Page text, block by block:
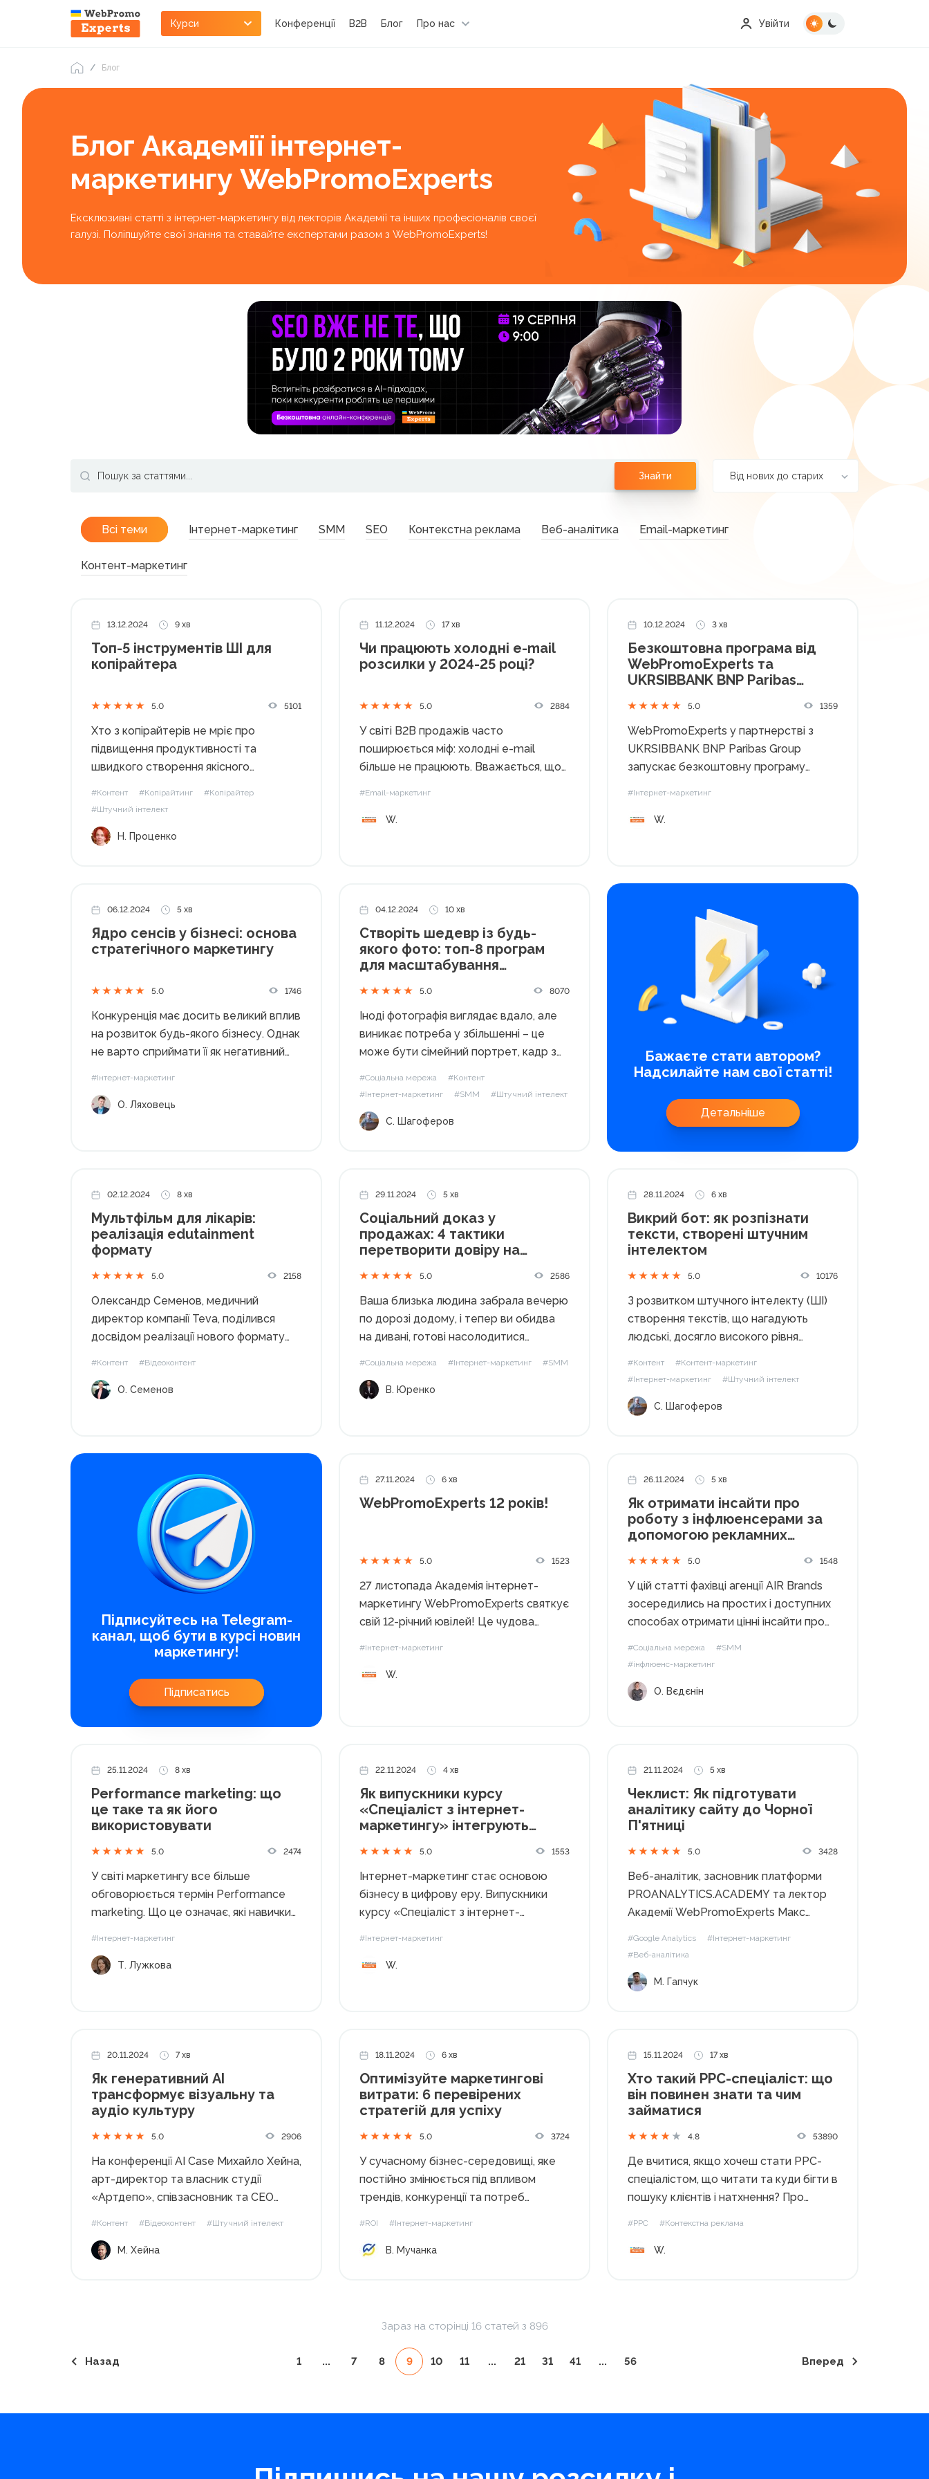
Курси Конференції B2B Блог Про нас Увійти
Блог
Блог Академії інтернет-
маркетингу WebPromoExperts
Ексклюзивні статті з інтернет-маркетингу від лекторів Академії та інших професіоналів своєї
галузі. Поліпшуйте свої знання та ставайте експертами разом з WebPromoExperts!
Знайти Від нових до старих
Всі теми Інтернет-маркетинг SMM SEO Контекстна реклама Веб-аналітика Email-маркетинг
Контент-маркетинг
13.12.2024 9 хв
Топ-5 інструментів ШІ для
копірайтера
5.0 5101
Хто з копірайтерів не мріє про
підвищення продуктивності та
швидкого створення якісного
зосередитися на творчому процесі та
#Контент #Копірайтинг
#Копірайтер
#Штучний інтелект
Н. Проценко
11.12.2024 17 хв
Чи працюють холодні e-mail
розсилки у 2024-25 році?
5.0 2884
У світі B2B продажів часто
поширюється міф: холодні e-mail
більше не працюють. Вважається, що
цей канал поступово втрачає
#Email-маркетинг
W.
10.12.2024 3 хв
Безкоштовна програма від
WebPromoExperts та
UKRSIBBANK BNP Paribas
та ветеранкам у здобутті
нової професії
5.0 1359
WebPromoExperts у партнерстві з
UKRSIBBANK BNP Paribas Group
запускає безкоштовну програму
Мета цієї ініціативи — допомогти 85
#Інтернет-маркетинг
W.
06.12.2024 5 хв
Ядро сенсів у бізнесі: основа
стратегічного маркетингу
5.0 1746
Конкуренція має досить великий вплив
на розвиток будь-якого бізнесу. Однак
не варто сприймати її як негативний
розвитку вашого бізнесу, стимулом
#Інтернет-маркетинг
О. Ляховець
04.12.2024 10 хв
Створіть шедевр із будь-
якого фото: топ-8 програм
для масштабування
5.0 8070
Іноді фотографія виглядає вдало, але
виникає потреба у збільшенні – це
може бути сімейний портрет, кадр з
що фото стає менш чітким. Для SMM-
#Соціальна мережа
#Контент
#Інтернет-маркетинг
#SMM #Штучний інтелект
С. Шагоферов
Бажаєте стати автором?
Надсилайте нам свої статті!
Детальніше
02.12.2024 8 хв
Мультфільм для лікарів:
реалізація edutainment
формату
5.0 2158
Олександр Семенов, медичний
директор компанії Teva, поділився
досвідом реалізації нового формату
яскравим прикладом інтеграції освіти
#Контент #Відеоконтент
О. Семенов
29.11.2024 5 хв
Соціальний доказ у
продажах: 4 тактики
перетворити довіру на
5.0 2586
Ваша близька людина забрала вечерю
по дорозі додому, і тепер ви обидва
на дивані, готові насолодитися
яке кіно подивитися. Ви переглядаєте
#Соціальна мережа #Інтернет-маркетинг #SMM
В. Юренко
28.11.2024 6 хв
Викрий бот: як розпізнати
тексти, створені штучним
інтелектом
5.0 10176
З розвитком штучного інтелекту (ШІ)
створення текстів, що нагадують
людські, досягло високого рівня
контент охопив усі сфери медіа. У
#Контент
#Контент-маркетинг
#Інтернет-маркетинг
#Штучний інтелект
С. Шагоферов
Підписуйтесь на Telegram-
канал, щоб бути в курсі новин
маркетингу!
Підписатись
27.11.2024 6 хв
WebPromoExperts 12 років!
5.0 1523
27 листопада Академія інтернет-
маркетингу WebPromoExperts святкує
свій 12-річний ювілей! Це чудова
професіоналізму команди, підтримці
#Інтернет-маркетинг
W.
26.11.2024 5 хв
Як отримати інсайти про
роботу з інфлюенсерами за
допомогою рекламних
5.0 1548
У цій статті фахівці агенції AIR Brands
зосередились на простих і доступних
способах отримати цінні інсайти про
використати ці знання для
#Соціальна мережа
#SMM
#інфлюенс-маркетинг
О. Вєдєнін
25.11.2024 8 хв
Performance marketing: що
це таке та як його
використовувати
5.0 2474
У світі маркетингу все більше
обговорюється термін Performance
marketing. Що це означає, які навички
використовують ці підходи? На усі
#Інтернет-маркетинг
Т. Лужкова
22.11.2024 4 хв
Як випускники курсу
«Спеціаліст з інтернет-
маркетингу» інтегрують
5.0 1553
Інтернет-маркетинг стає основою
бізнесу в цифрову еру. Випускники
курсу «Спеціаліст з інтернет-
історіями про те, як навчання змінило
#Інтернет-маркетинг
W.
21.11.2024 5 хв
Чеклист: Як підготувати
аналітику сайту до Чорної
П'ятниці
5.0 3428
Веб-аналітик, засновник платформи
PROANALYTICS.ACADEMY та лектор
Академії WebPromoExperts Макс
аналітику сайту до Чорної П'ятниці.
ще один звичайний день в році. Для
#Google Analytics
#Інтернет-маркетинг
#Веб-аналітика
М. Гапчук
20.11.2024 7 хв
Як генеративний АІ
трансформує візуальну та
аудіо культуру
5.0 2906
На конференції AI Case Михайло Хейна,
арт-директор та власник студії
«Артдепо», співзасновник та CEO
інструменти генерації зображень,
#Контент #Відеоконтент #Штучний інтелект
М. Хейна
18.11.2024 6 хв
Оптимізуйте маркетингові
витрати: 6 перевірених
стратегій для успіху
5.0 3724
У сучасному бізнес-середовищі, яке
постійно змінюється під впливом
трендів, конкуренції та потреб
маркетингові витрати зростають
використання бюджетів і складнощів
#ROI #Інтернет-маркетинг
В. Мучанка
15.11.2024 17 хв
Хто такий PPC-спеціаліст: що
він повинен знати та чим
займатися
4.8 53890
Де вчитися, якщо хочеш стати РРС-
спеціалістом, що читати та куди бігти в
пошуку клієнтів і натхнення? Про
РРС Team Lead в агентстві
#PPC #Контекстна реклама
W.
Зараз на сторінці 16 статей з 896
Назад 1 ... 7 8 9 10 11 ... 21 31 41 ... 56 Вперед